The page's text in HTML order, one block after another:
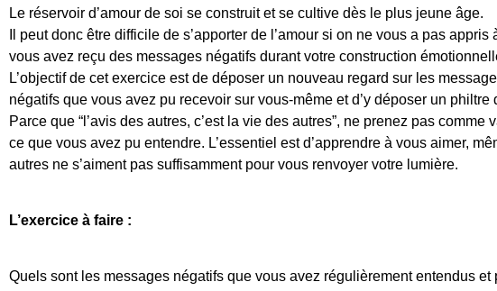
Le réservoir d’amour de soi se construit et se cultive dès le plus jeune âge.
Il peut donc être difficile de s’apporter de l’amour si on ne vous a pas appris
vous avez reçu des messages négatifs durant votre construction
L’objectif de cet exercice est de déposer un nouveau regard sur les
négatifs que vous avez pu recevoir sur vous-même et d’y déposer un philtre
Parce que “l’avis des autres, c’est la vie des autres”, ne prenez pas comme
ce que vous avez pu entendre. L’essentiel est d’apprendre à vous aimer,
autres ne s’aiment pas suffisamment pour vous renvoyer votre lumière.
L’exercice à faire :
Quels sont les messages négatifs que vous avez régulièrement entendus et